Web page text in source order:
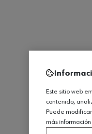
Este sitio web
contenido,
Puede
más